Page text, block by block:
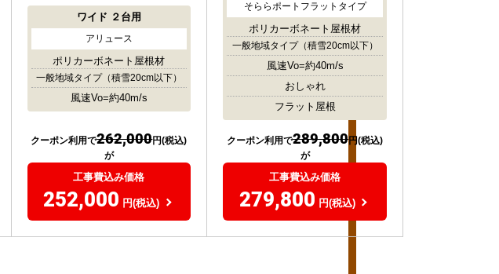
ワイド ２台用
アリュース
ポリカーボネート屋根材
一般地域タイプ（積雪20cm以下）
風速Vo=約40m/s
クーポン利用で262,000円(税込)
が
工事費込み価格
252,000 円(税込)
そららポートフラットタイプ
ポリカーボネート屋根材
一般地域タイプ（積雪20cm以下）
風速Vo=約40m/s
おしゃれ
フラット屋根
クーポン利用で289,800円(税込)
が
工事費込み価格
279,800 円(税込)